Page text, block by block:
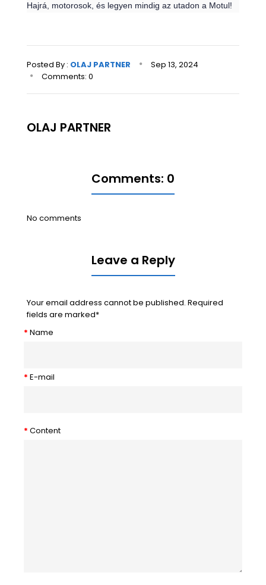
Hajrá, motorosok, és legyen mindig az utadon a Motul!
Posted By : OLAJ PARTNER Sep 13, 2024
Comments: 0
OLAJ PARTNER
Comments: 0
No comments
Leave a Reply
Your email address cannot be published. Required
fields are marked*
Name
E-mail
Content